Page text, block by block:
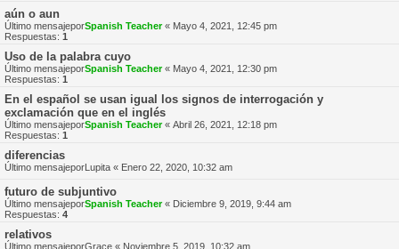
aún o aun
Último mensajeporSpanish Teacher« Mayo 4, 2021, 12:45 pm
Respuestas: 1
Uso de la palabra cuyo
Último mensajeporSpanish Teacher« Mayo 4, 2021, 12:30 pm
Respuestas: 1
En el español se usan igual los signos de interrogación y
exclamación que en el inglés
Último mensajeporSpanish Teacher« Abril 26, 2021, 12:18 pm
Respuestas: 1
diferencias
Último mensajeporLupita « Enero 22, 2020, 10:32 am
futuro de subjuntivo
Último mensajeporSpanish Teacher« Diciembre 9, 2019, 9:44 am
Respuestas: 4
relativos
Último mensajeporGrace « Noviembre 5, 2019, 10:32 am